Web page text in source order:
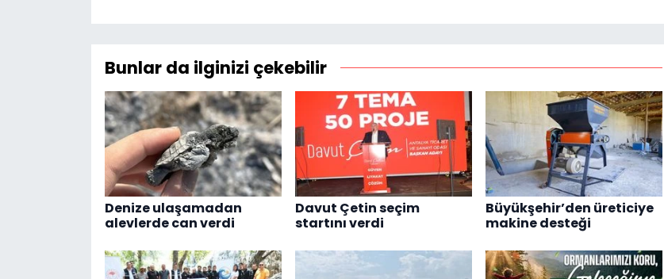
Bunlar da ilginizi çekebilir
Denize ulaşamadan
alevlerde can verdi
Davut Çetin seçim
startını verdi
Büyükşehir’den üreticiye
makine desteği